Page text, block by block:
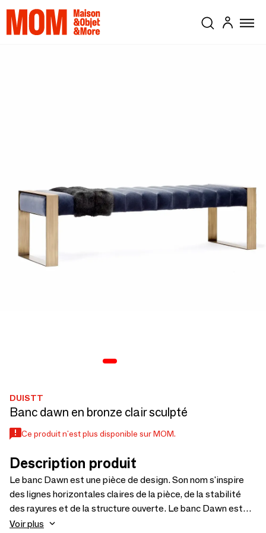
DUISTT
Banc dawn en bronze clair sculpté
Ce produit n'est plus disponible sur MOM.
Description produit
Le banc Dawn est une pièce de design. Son nom s'inspire
des lignes horizontales claires de la pièce, de la stabilité
des rayures et de la structure ouverte. Le banc Dawn est
une pièce rembourrée contemporaine avec une touche
Voir plus